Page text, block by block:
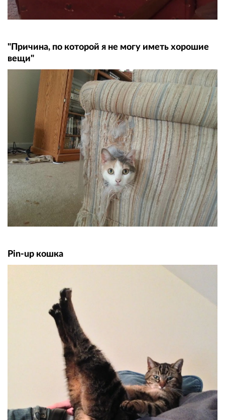
"Причина, по которой я не могу иметь хорошие
вещи"
Pin-up кошка